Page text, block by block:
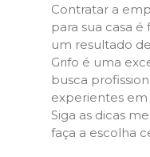
Contratar a
para sua casa
um resultado
Grifo é uma
busca
experientes em
Siga as dicas
faça a escolha